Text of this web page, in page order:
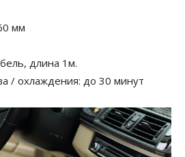
мм
длина 1м.
/ охлаждения: до 30 минут